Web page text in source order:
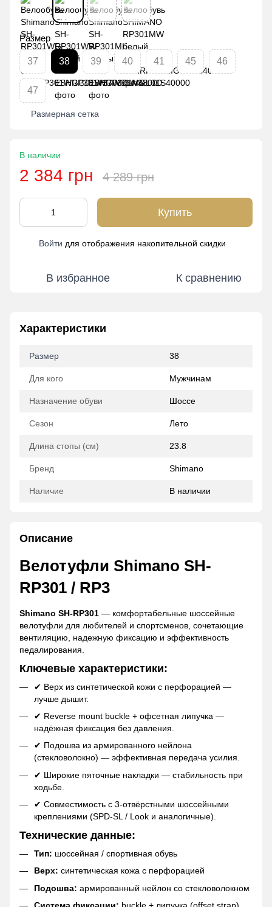
Размер
37 38 39 40 41 45 46
47
Размерная сетка
В наличии
2 384 грн 4 289 грн
Купить
Войти для отображения накопительной скидки
В избранное К сравнению
Характеристики
Размер 38
Для кого Мужчинам
Назначение обуви Шоссе
Сезон Лето
Длина стопы (см) 23.8
Бренд Shimano
Наличие В наличии
Описание
Велотуфли Shimano SH-
RP301 / RP3
Shimano SH-RP301 — комфортабельные шоссейные
велотуфли для любителей и спортсменов, сочетающие
вентиляцию, надежную фиксацию и эффективность
педалирования.
Ключевые характеристики:
✔ Верх из синтетической кожи с перфорацией —
лучше дышит.
✔ Reverse mount buckle + офсетная липучка —
надёжная фиксация без давления.
✔ Подошва из армированного нейлона
(стекловолокно) — эффективная передача усилия.
✔ Широкие пяточные накладки — стабильность при
ходьбе.
✔ Совместимость с 3-отвёрстными шоссейными
креплениями (SPD-SL / Look и аналогичные).
Технические данные:
Тип: шоссейная / спортивная обувь
Верх: синтетическая кожа с перфорацией
Подошва: армированный нейлон со стекловолокном